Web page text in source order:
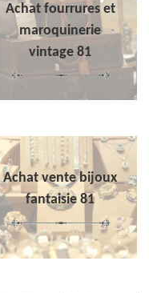
Achat fourrures et
maroquinerie
vintage 81
Achat vente bijoux
fantaisie 81